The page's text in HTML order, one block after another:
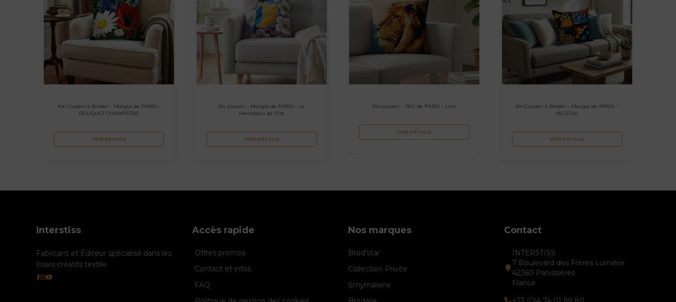
Kit Coussin à Broder – Margot de PARIS –
BOUQUET CHAMPETRE
VOIR DÉTAILS
Kit coussin – Margot de PARIS – Le
Merlebleu de l’Est
VOIR DÉTAILS
Kit coussin – SEG de PARIS – Lion
VOIR DÉTAILS
Kit Coussin à Broder – Margot de PARIS –
VEGETAL
VOIR DÉTAILS
Interstiss
Fabricant et Éditeur spécialisé dans les
loisirs créatifs textile.
Accès rapide
Offres promos
Contact et infos
FAQ
Nos marques
Brod'star
Collection Privée
Smyrnalaine
Contact
INTERSTISS
7 Boulevard des Frères Lumière
42360 Panissières
France